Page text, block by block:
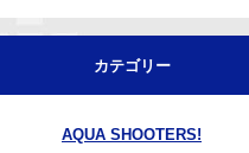
カテゴリー
AQUA SHOOTERS!